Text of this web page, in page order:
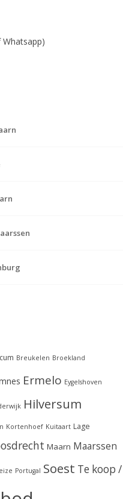
Breukelen Broekland
Ermelo Eygelshoven
Hilversum
Kortenhoef Kuitaart Lage
Maarn Maarssen
Portugal Soest Te koop /